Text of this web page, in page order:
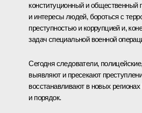
конституционный и общественный
и интересы людей, бороться с
преступностью и коррупцией и,
задач специальной военной
Сегодня следователи,
выявляют и пресекают
восстанавливают в новых регионах
и порядок.